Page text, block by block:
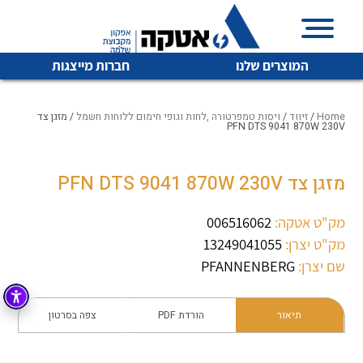
המוצרים שלנו חברות מייצגות
איכות | שרות | זמינות
והפצה של מוצרי
מיתוג, בקרה , ואינסטלציה חשמלית ופעילה ב7 תחומים:
חשמל מיתוג ואינסטלציה חשמלית
בקרה
זיווד
לכל מוצרי היצרן לכל מוצרי היצרן
לכל מוצרי היצרן לכל מוצרי היצרן
Home
/זיווד/ ויסות טמפרטורה ,לחות וגופי חימום ללוחות חשמל / מזגן צד
PFN DTS 9041 870W 230V
מזגן צד PFN DTS 9041 870W 230V
מק"ט אטקה: 006516062
מק"ט יצרן: 13249041055
שם יצרן: PFANNENBERG
תיאור הורדת PDF צפה בסרטון